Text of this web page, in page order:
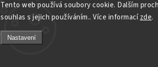
Tento web používá soubory cookie. Dalším
souhlas s jejich používáním.. Více informacízde.
Nastavení